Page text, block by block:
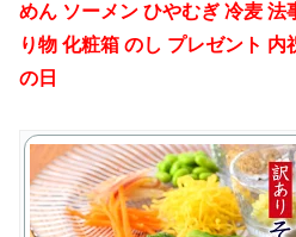
めん ソーメン ひやむぎ 冷麦 法
り物 化粧箱 のし プレゼント
の日